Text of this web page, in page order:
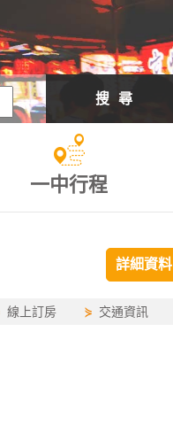
搜 尋
一中行程
詳細資料
線上訂房 ⋟ 交通資訊